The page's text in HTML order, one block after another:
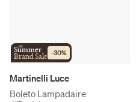
the
Summer
Brand Sale -30%
Martinelli Luce
Boleto Lampadaire